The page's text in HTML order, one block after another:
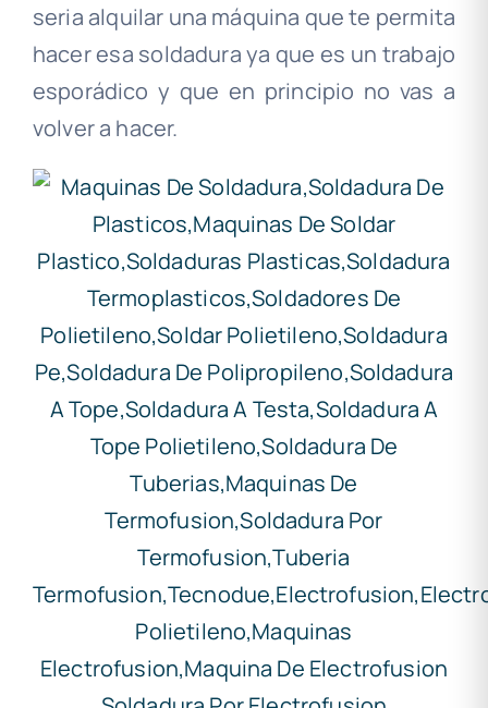
seria alquilar una máquina que te permita
hacer esa soldadura ya que es un trabajo
esporádico y que en principio no vas a
volver a hacer.